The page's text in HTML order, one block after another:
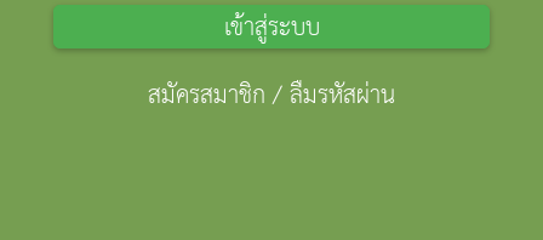
เข้าสู่ระบบ
สมัครสมาชิก/ลืมรหัสผ่าน